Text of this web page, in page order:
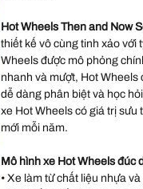
Hot Wheels Then and Now
thiết kế vô cùng tinh xảo với
Wheels được mô phỏng
nhanh và mượt, Hot Wheels
dễ dàng phân biệt và học
xe Hot Wheels có giá trị sưu
mới mỗi năm.
Mô hình xe Hot Wheels đúc
• Xe làm từ chất liệu nhựa